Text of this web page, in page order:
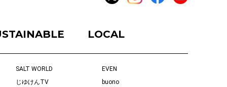
LOCAL
SALT WORLD
EVEN
じゆけんTV
buono